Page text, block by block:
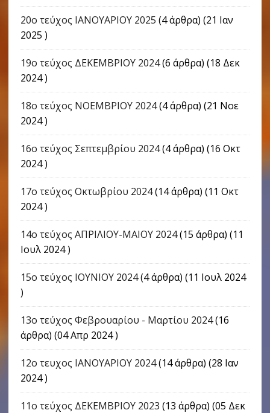
20ο τεύχος ΙΑΝΟΥΑΡΙΟΥ 2025 (4 άρθρα) (21 Ιαν
2025 )
19ο τεύχος ΔΕΚΕΜΒΡΙΟΥ 2024(6 άρθρα) (18 Δεκ
2024 )
18ο τεύχος ΝΟΕΜΒΡΙΟΥ 2024(4 άρθρα) (21 Νοε
2024 )
16o τεύχος Σεπτεμβρίου 2024(4 άρθρα) (16 Οκτ
2024 )
17o τεύχος Οκτωβρίου 2024(14 άρθρα) (11 Οκτ
2024 )
14ο τεύχος ΑΠΡΙΛΙΟΥ-ΜΑΙΟΥ 2024(15 άρθρα) (11
Ιουλ 2024 )
15ο τεύχος ΙΟΥΝΙΟΥ 2024(4 άρθρα) (11 Ιουλ 2024
)
13ο τεύχος Φεβρουαρίου - Μαρτίου 2024(16
άρθρα) (04 Απρ 2024 )
12ο τευχος ΙΑΝΟΥΑΡΙΟΥ 2024(14 άρθρα) (28 Ιαν
2024 )
11ο τεύχος ΔΕΚΕΜΒΡΙΟΥ 2023 (13 άρθρα) (05 Δεκ